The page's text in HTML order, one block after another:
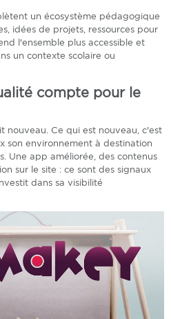
un écosystème pédagogique
idées de projets, ressources pour
l'ensemble plus accessible et
un contexte scolaire ou
compte pour le
nouveau. Ce qui est nouveau, c'est
son environnement à destination
Une app améliorée, des contenus
sur le site : ce sont des signaux
dans sa visibilité